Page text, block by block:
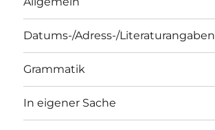
Datums-/Adress-/Literaturangaben
Grammatik
In eigener Sache